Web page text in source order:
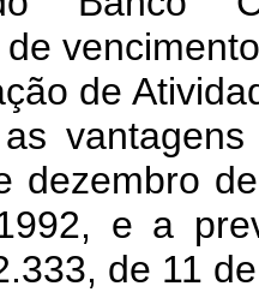
de
as
dezembro
e a
de 11